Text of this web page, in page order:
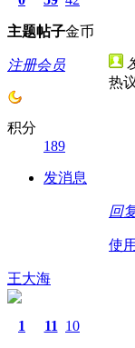
主题帖子金币
注册会员
积分
189
发消息
热
回
使
王大海
1 11 10